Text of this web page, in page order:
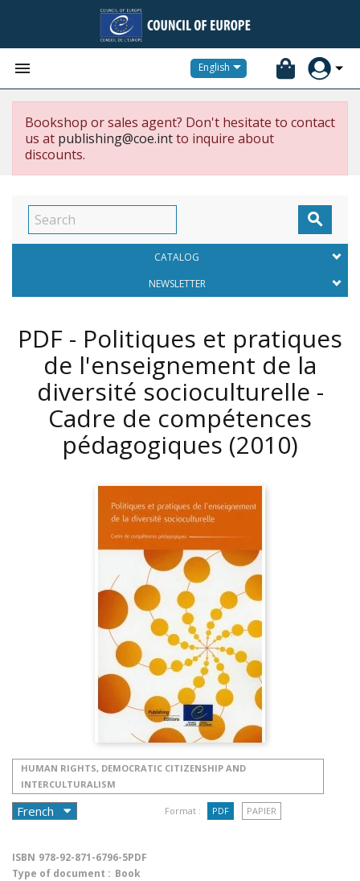
 English
Bookshop or sales agent? Don't hesitate to contact
us at publishing@coe.intto inquire about
discounts.

CATALOG
NEWSLETTER
PDF - Politiques et pratiques
de l'enseignement de la
diversité socioculturelle -
Cadre de compétences
pédagogiques (2010)
HUMAN RIGHTS, DEMOCRATIC CITIZENSHIP AND
INTERCULTURALISM
Format : PDF PAPIER
ISBN 978-92-871-6796-5PDF
Type of document : Book